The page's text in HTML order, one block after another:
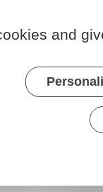
laquelle vous
de métropole
Polynésie
Pierre-et-
Mayotte,
and